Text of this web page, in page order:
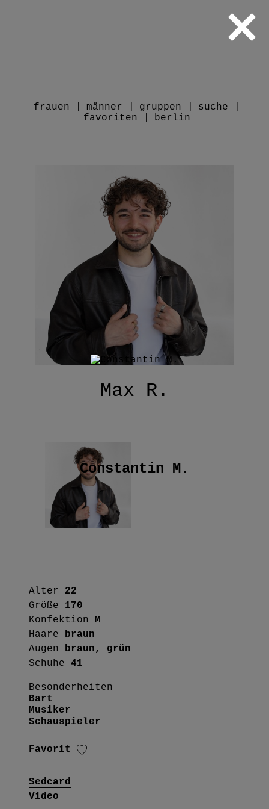
frauen männer gruppen
suche
favoriten
berlin
Max R.
Alter 22
Größe 170
Konfektion M
Haare braun
Augen braun, grün
Schuhe 41
Besonderheiten
Bart
Musiker
Schauspieler
Favorit
Sedcard
Video
Constantin M.